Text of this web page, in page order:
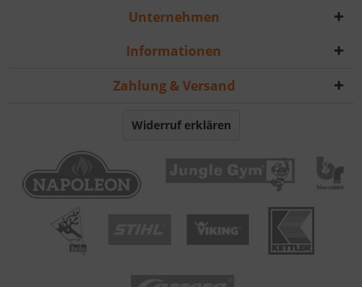
Unternehmen
Informationen
Zahlung & Versand
Widerruf erklären